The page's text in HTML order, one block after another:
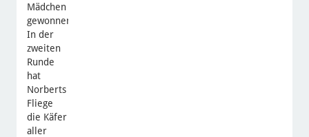
Mädchen
gewonnen.
In der
zweiten
Runde
hat
Norberts
Fliege
die Käfer
aller